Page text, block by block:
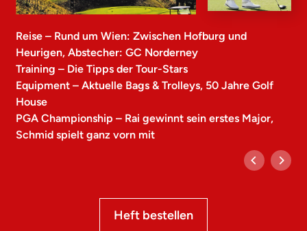
Reise – Rund um Wien: Zwischen Hofburg und
Heurigen, Abstecher: GC Norderney
Training – Die Tipps der Tour-Stars
Equipment – Aktuelle Bags & Trolleys, 50 Jahre Golf
House
PGA Championship – Rai gewinnt sein erstes Major,
Schmid spielt ganz vorn mit
Heft bestellen